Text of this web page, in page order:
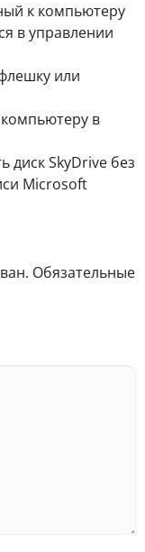
к компьютеру
в управлении
или
в
диск SkyDrive без
Microsoft
Обязательные